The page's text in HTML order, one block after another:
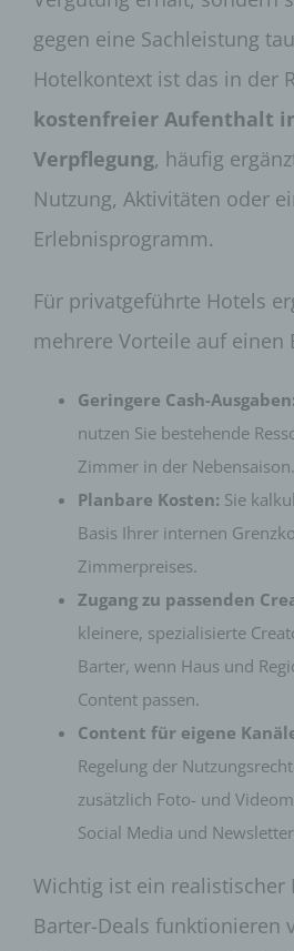
gegen eine Sachleistung
Hotelkontext ist das in der
kostenfreier Aufenthalt
Verpflegung, häufig
Nutzung, Aktivitäten oder
Erlebnisprogramm.
Für privatgeführte Hotels
mehrere Vorteile auf einen
Geringere Cash-Ausgaben:
nutzen Sie bestehende
Zimmer in der Nebensaison.
Planbare Kosten: Sie
Basis Ihrer internen
Zimmerpreises.
Zugang zu passenden
kleinere, spezialisierte
Barter, wenn Haus und
Content passen.
Content für eigene
Regelung der
zusätzlich Foto- und
Social Media und
Wichtig ist ein realistischer
Barter-Deals funktionieren